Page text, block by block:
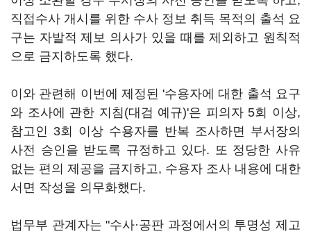
직접수사 개시를 위한 수사 정보 취득 목적의 출석 요
구는 자발적 제보 의사가 있을 때를 제외하고 원칙적
으로 금지하도록 했다.
이와 관련해 이번에 제정된 '수용자에 대한 출석 요구
와 조사에 관한 지침(대검 예규)'은 피의자 5회 이상,
참고인 3회 이상 수용자를 반복 조사하면 부서장의
사전 승인을 받도록 규정하고 있다. 또 정당한 사유
없는 편의 제공을 금지하고, 수용자 조사 내용에 대한
서면 작성을 의무화했다.
법무부 관계자는 "수사·공판 과정에서의 투명성 제고